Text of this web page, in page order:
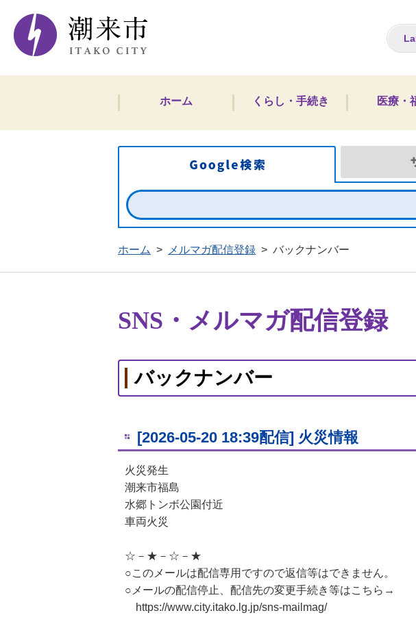
ホーム くらし・手続き 医療・
Google検索
ホーム > メルマガ配信登録 > バックナンバー
SNS・メルマガ配信登録
バックナンバー
[2026-05-20 18:39配信] 火災情報
火災発生
潮来市福島
水郷トンボ公園付近
車両火災
☆－★－☆－★
○このメールは配信専用ですので返信等はできません。
○メールの配信停止、配信先の変更手続き等はこちら→
https://www.city.itako.lg.jp/sns-mailmag/